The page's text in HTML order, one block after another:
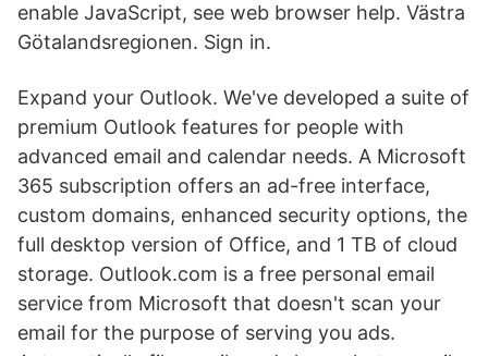
enable JavaScript, see web browser help. Västra
Götalandsregionen. Sign in.
Expand your Outlook. We've developed a suite of
premium Outlook features for people with
advanced email and calendar needs. A Microsoft
365 subscription offers an ad-free interface,
custom domains, enhanced security options, the
full desktop version of Office, and 1 TB of cloud
storage. Outlook.com is a free personal email
service from Microsoft that doesn't scan your
email for the purpose of serving you ads.